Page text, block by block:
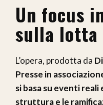
Un focus
sulla lotta
L’opera, prodotta da
Presse in
si basa su eventi
struttura e le